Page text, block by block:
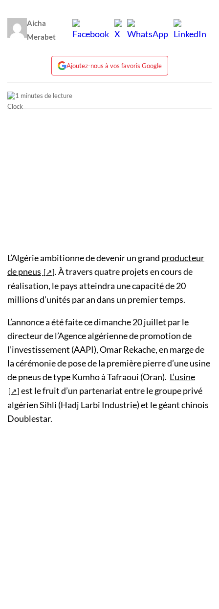
Aicha
Merabet
Ajoutez-nous à vos favoris Google
1 minutes de lecture
L’Algérie ambitionne de devenir un grand producteur
de pneus
. À travers quatre projets en cours de
réalisation, le pays atteindra une capacité de 20
millions d’unités par an dans un premier temps.
L’annonce a été faite ce dimanche 20 juillet par le
directeur de l’Agence algérienne de promotion de
l’investissement (AAPI), Omar Rekache, en marge de
la cérémonie de pose de la première pierre d’une usine
de pneus de type Kumho à Tafraoui (Oran). L’usine
est le fruit d’un partenariat entre le groupe privé
algérien Sihli (Hadj Larbi Industrie) et le géant chinois
Doublestar.